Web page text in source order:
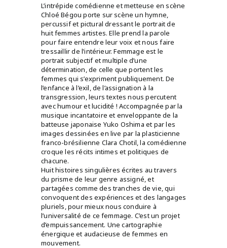
L’intrépide comédienne et metteuse en scène
Chloé Bégou porte sur scène un hymne,
percussif et pictural dressant le portrait de
huit femmes artistes. Elle prend la parole
pour faire entendre leur voix et nous faire
tressaillir de l’intérieur. Femmage est le
portrait subjectif et multiple d’une
détermination, de celle que portent les
femmes qui s’expriment publiquement. De
l’enfance à l’exil, de l’assignation à la
transgression, leurs textes nous percutent
avec humour et lucidité ! Accompagnée par la
musique incantatoire et enveloppante de la
batteuse japonaise Yuko Oshima et par les
images dessinées en live par la plasticienne
franco-brésilienne Clara Chotil, la comédienne
croque les récits intimes et politiques de
chacune.
Huit histoires singulières écrites au travers
du prisme de leur genre assigné, et
partagées comme des tranches de vie, qui
convoquent des expériences et des langages
pluriels, pour mieux nous conduire à
l’universalité de ce femmage. C’est un projet
d’empuissancement. Une cartographie
énergique et audacieuse de femmes en
mouvement.